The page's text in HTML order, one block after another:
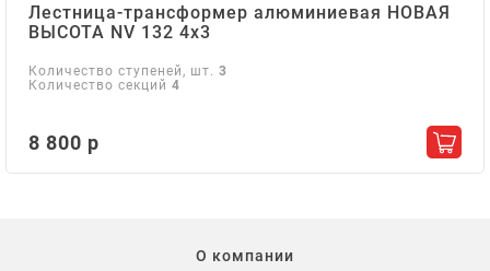
Лестница-трансформер алюминиевая НОВАЯ
ВЫСОТА NV 132 4х3
Количество ступеней, шт. 3
Количество секций 4
8 800 р
О компании